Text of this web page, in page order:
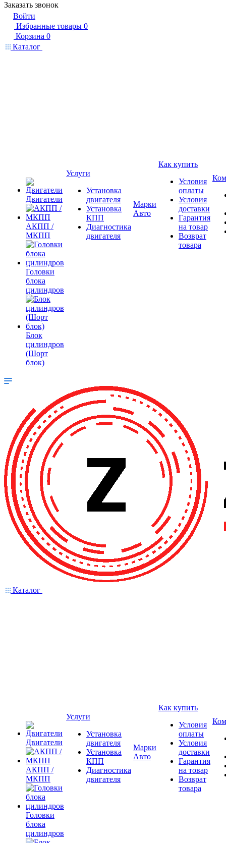
Заказать звонок
Войти
Избранные товары 0
Корзина 0
Каталог
Двигатели
АКПП /
МКПП
Головки
блока
цилиндров
Блок
цилиндров
(Шорт
блок)
Услуги
Установка
двигателя
Установка
КПП
Диагностика
двигателя
Марки
Авто
Как купить
Условия
оплаты
Условия
доставки
Гарантия
на товар
Возврат
товара
Каталог
Двигатели
АКПП /
МКПП
Головки
блока
цилиндров
Услуги
Установка
двигателя
Установка
КПП
Диагностика
двигателя
Марки
Авто
Как купить
Условия
оплаты
Условия
доставки
Гарантия
на товар
Возврат
товара